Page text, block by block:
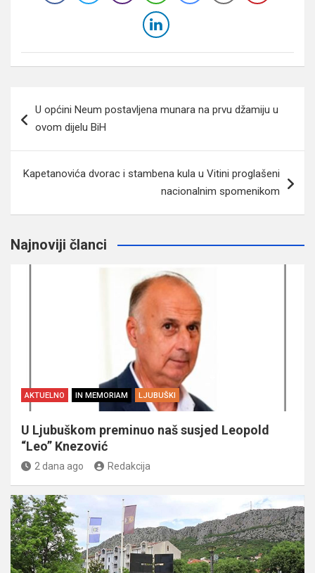
članaka
U općini Neum postavljena munara na prvu džamiju u
ovom dijelu BiH
Kapetanovića dvorac i stambena kula u Vitini proglašeni
nacionalnim spomenikom
Najnoviji članci
AKTUELNO IN MEMORIAM LJUBUŠKI
U Ljubuškom preminuo naš susjed Leopold
“Leo” Knezović
2 dana ago Redakcija